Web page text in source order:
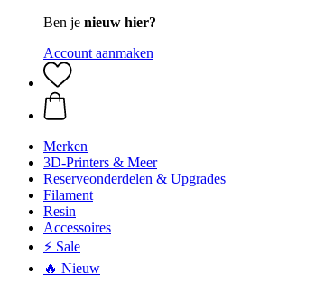
Ben je nieuw hier?
Account aanmaken
Merken
3D-Printers & Meer
Reserveonderdelen & Upgrades
Filament
Resin
Accessoires
⚡ Sale
🔥 Nieuw